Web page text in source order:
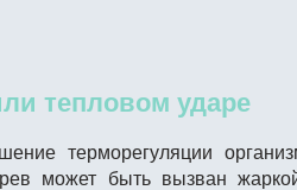
тепловом ударе
терморегуляции
может быть вызван